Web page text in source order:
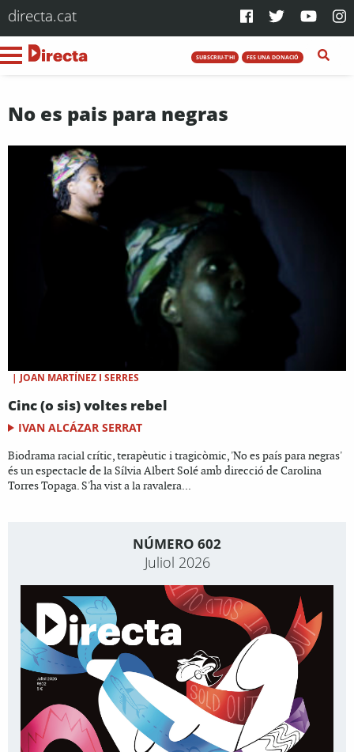
directa.cat
SUBSCRIU-T'HI FES UNA DONACIÓ
No es pais para negras
| JOAN MARTÍNEZ I SERRES
Cinc (o sis) voltes rebel
IVAN ALCÁZAR SERRAT
Biodrama racial crític, terapèutic i tragicòmic, 'No es país para negras'
és un espectacle de la Sílvia Albert Solé amb direcció de Carolina
Torres Topaga. S'ha vist a la ravalera...
NÚMERO 602
Juliol 2026